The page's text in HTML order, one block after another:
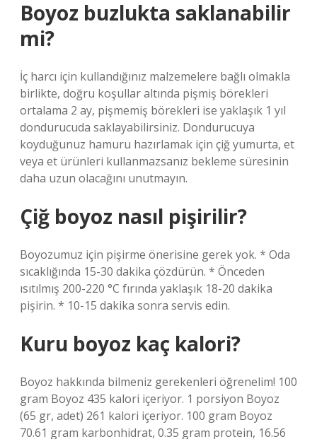
Boyoz buzlukta saklanabilir
mi?
İç harcı için kullandığınız malzemelere bağlı olmakla
birlikte, doğru koşullar altında pişmiş börekleri
ortalama 2 ay, pişmemiş börekleri ise yaklaşık 1 yıl
dondurucuda saklayabilirsiniz. Dondurucuya
koyduğunuz hamuru hazırlamak için çiğ yumurta, et
veya et ürünleri kullanmazsanız bekleme süresinin
daha uzun olacağını unutmayın.
Çiğ boyoz nasıl pişirilir?
Boyozumuz için pişirme önerisine gerek yok. * Oda
sıcaklığında 15-30 dakika çözdürün. * Önceden
ısıtılmış 200-220 °C fırında yaklaşık 18-20 dakika
pişirin. * 10-15 dakika sonra servis edin.
Kuru boyoz kaç kalori?
Boyoz hakkında bilmeniz gerekenleri öğrenelim! 100
gram Boyoz 435 kalori içeriyor. 1 porsiyon Boyoz
(65 gr, adet) 261 kalori içeriyor. 100 gram Boyoz
70.61 gram karbonhidrat, 0.35 gram protein, 16.56